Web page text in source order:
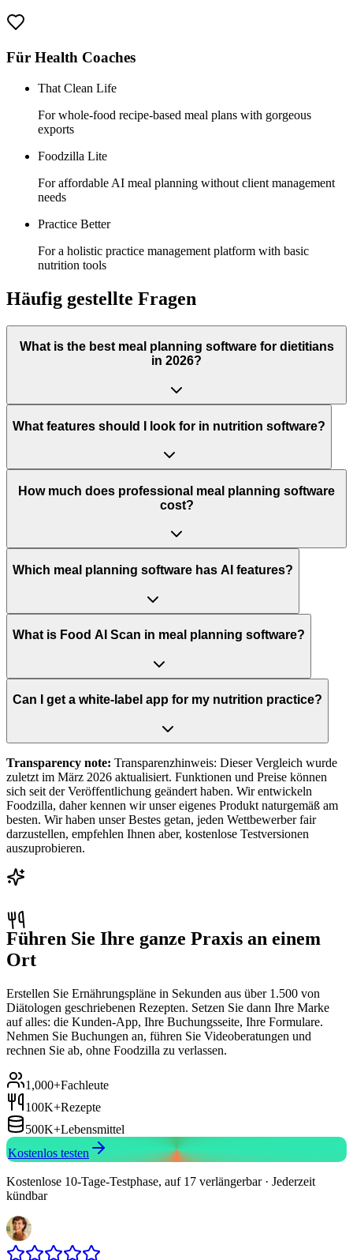
Für Health Coaches
That Clean Life
For whole-food recipe-based meal plans with gorgeous
exports
Foodzilla Lite
For affordable AI meal planning without client management
needs
Practice Better
For a holistic practice management platform with basic
nutrition tools
Häufig gestellte Fragen
What is the best meal planning software for dietitians
in 2026?
What features should I look for in nutrition software?
How much does professional meal planning software
cost?
Which meal planning software has AI features?
What is Food AI Scan in meal planning software?
Can I get a white-label app for my nutrition practice?
Transparency note: Transparenzhinweis: Dieser Vergleich wurde
zuletzt im März 2026 aktualisiert. Funktionen und Preise können
sich seit der Veröffentlichung geändert haben. Wir entwickeln
Foodzilla, daher kennen wir unser eigenes Produkt naturgemäß am
besten. Wir haben unser Bestes getan, jeden Wettbewerber fair
darzustellen, empfehlen Ihnen aber, kostenlose Testversionen
auszuprobieren.
Führen Sie Ihre ganze Praxis an einem
Ort
Erstellen Sie Ernährungspläne in Sekunden aus über 1.500 von
Diätologen geschriebenen Rezepten. Setzen Sie dann Ihre Marke
auf alles: die Kunden-App, Ihre Buchungsseite, Ihre Formulare.
Nehmen Sie Buchungen an, führen Sie Videoberatungen und
rechnen Sie ab, ohne Foodzilla zu verlassen.
1,000+Fachleute
100K+Rezepte
500K+Lebensmittel
Kostenlos testen
Kostenlose 10-Tage-Testphase, auf 17 verlängerbar · Jederzeit
kündbar